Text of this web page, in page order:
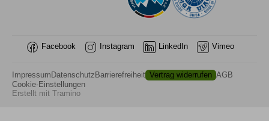
Impressum Datenschutz Barrierefreiheit Vertrag widerrufen AGB
Cookie-Einstellungen
Facebook Instagram LinkedIn Vimeo
Erstellt mit Tramino